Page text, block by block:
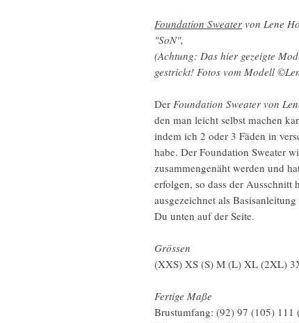
Foundation Sweater von Lene
"SoN",
(Achtung: Das hier gezeigte
gestrickt! Fotos vom Modell
Der Foundation Sweater von
den man leicht selbst machen
indem ich 2 oder 3 Fäden in
habe. Der Foundation Sweater
zusammengenäht werden und
erfolgen, so dass der Ausschnitt
ausgezeichnet als
Du unten auf der Seite.
Grössen
(XXS) XS (S) M (L) XL (2XL)
Fertige Maße
Brustumfang: (92) 97 (105)